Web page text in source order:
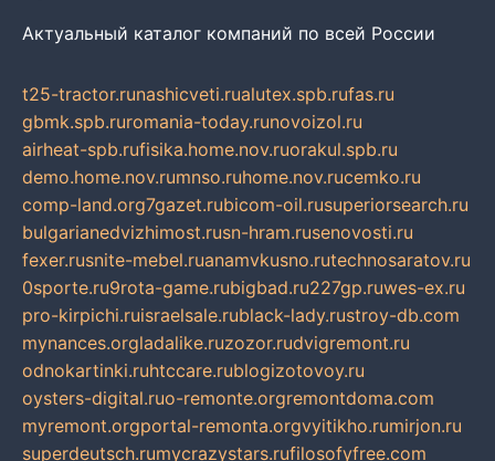
Актуальный каталог компаний по всей России
t25-tractor.runashicveti.rualutex.spb.rufas.ru
gbmk.spb.ruromania-today.runovoizol.ru
airheat-spb.rufisika.home.nov.ruorakul.spb.ru
demo.home.nov.rumnso.ruhome.nov.rucemko.ru
comp-land.org7gazet.rubicom-oil.rusuperiorsearch.ru
bulgarianedvizhimost.rusn-hram.rusenovosti.ru
fexer.rusnite-mebel.ruanamvkusno.rutechnosaratov.ru
0sporte.ru9rota-game.rubigbad.ru227gp.ruwes-ex.ru
pro-kirpichi.ruisraelsale.rublack-lady.rustroy-db.com
mynances.orgladalike.ruzozor.rudvigremont.ru
odnokartinki.ruhtccare.rublogizotovoy.ru
oysters-digital.ruo-remonte.orgremontdoma.com
myremont.orgportal-remonta.orgvyitikho.rumirjon.ru
superdeutsch.rumycrazystars.rufilosofyfree.com